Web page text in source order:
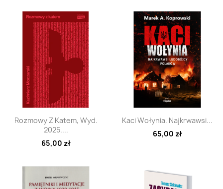
Szybki podgląd
Rozmowy Z Katem, Wyd.
2025....
65,00 zł
Szybki podgląd
Kaci Wołynia. Najkrwawsi...
65,00 zł